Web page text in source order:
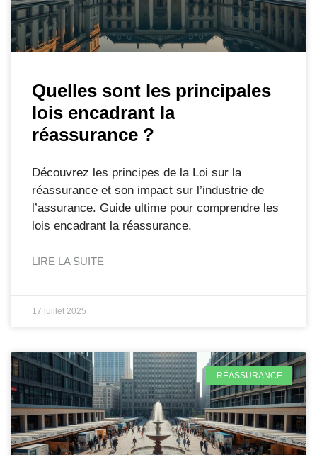
Quelles sont les principales
lois encadrant la
réassurance ?
Découvrez les principes de la Loi sur la
réassurance et son impact sur l’industrie de
l’assurance. Guide ultime pour comprendre les
lois encadrant la réassurance.
LIRE LA SUITE
17 juillet 2025
RÉASSURANCE